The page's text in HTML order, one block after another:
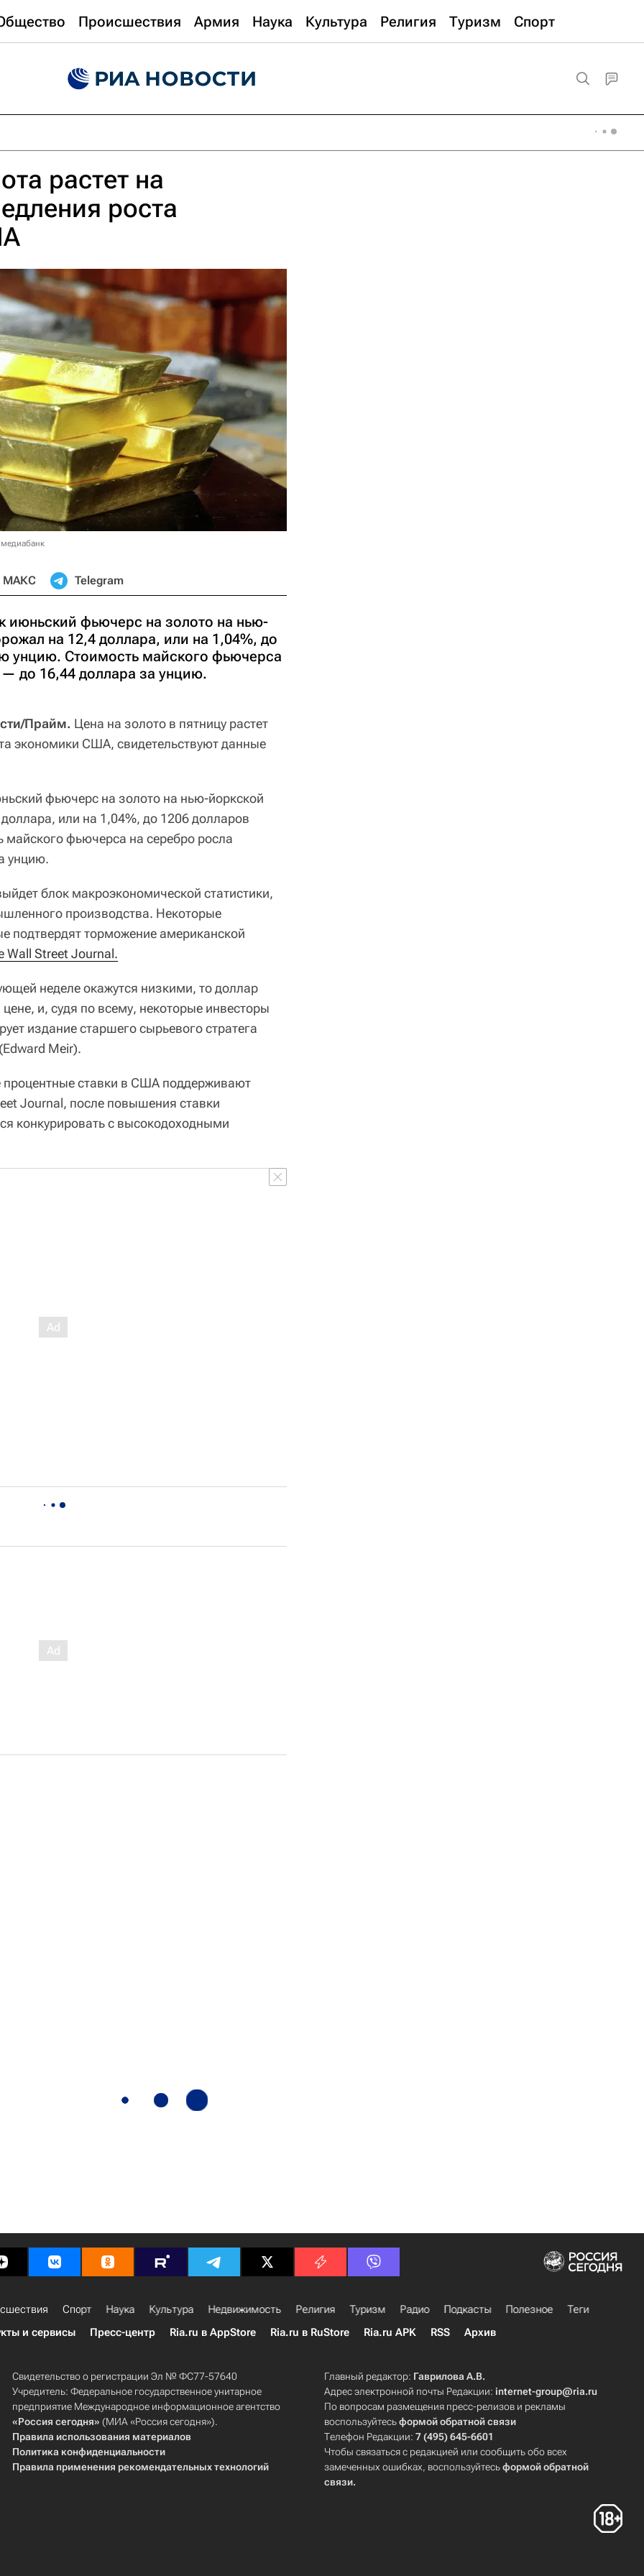
Происшествия Армия Наука Культура Религия Туризм Спорт
растет на
роста
МАКС Telegram
июньский фьючерс на золото на нью-
на 12,4 доллара, или на 1,04%, до
унцию. Стоимость майского фьючерса
до 16,44 доллара за унцию.
Прайм. Цена на золото в пятницу растет
экономики США, свидетельствуют данные
фьючерс на золото на нью-йоркской
или на 1,04%, до 1206 долларов
фьючерса на серебро росла
унцию.
блок макроэкономической статистики,
производства. Некоторые
подтвердят торможение американской
Wall Street Journal.
неделе окажутся низкими, то доллар
и, судя по всему, некоторые инвесторы
издание старшего сырьевого стратега
Meir).
процентные ставки в США поддерживают
Journal, после повышения ставки
конкурировать с высокодоходными
Спорт Наука Культура Недвижимость Религия Туризм Радио Подкасты Полезное
Теги
и сервисы Пресс-центр Ria.ru в AppStore Ria.ru в RuStore Ria.ru APK RSS Архив
Свидетельство о регистрации Эл № ФС77-57640
Учредитель: Федеральное государственное унитарное
предприятие Международное информационное агентство
«Россия сегодня» (МИА «Россия сегодня»).
Правила использования материалов
Политика конфиденциальности
Правила применения рекомендательных технологий
Главный редактор: Гаврилова А.В.
Адрес электронной почты Редакции:internet-group@ria.ru
По вопросам размещения пресс-релизов и рекламы
воспользуйтесьформой обратной связи
Телефон Редакции:7 (495) 645-6601
Чтобы связаться с редакцией или сообщить обо всех
замеченных ошибках, воспользуйтесьформой обратной
связи.